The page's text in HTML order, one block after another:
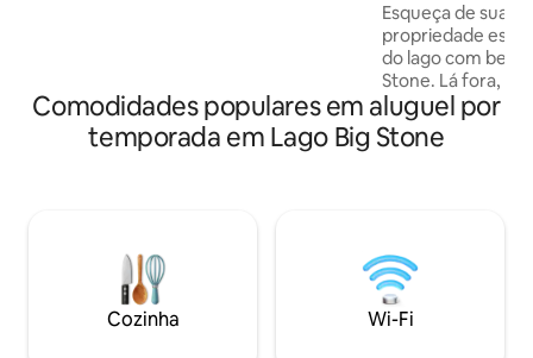
privacidade. Disponível durante todo o
ano. Cama queen size, roupas de
cama/toalhas. Serviço de limpeza não
cobraremos mais US$ 25. Mesmo
padrão semanal para estadias
prolongadas.
Esqueça de suas
propriedade
do lago com belas
Stone. Lá fora, você encontrará muito
espaço para
lago enquanto
lado de uma
em casa nos
confortáveis para
tempo com a
refeições,
Comodidades populares em aluguel por
temporada em Lago Big Stone
Cozinha Wi-Fi